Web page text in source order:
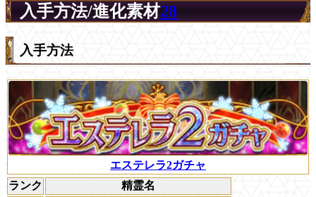
入手方法/進化素材28
入手方法
エステレラ2ガチャ
ランク
精霊名